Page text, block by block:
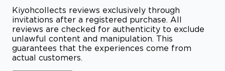
Kiyohcollects reviews exclusively through
invitations after a registered purchase. All
reviews are checked for authenticity to exclude
unlawful content and manipulation. This
guarantees that the experiences come from
actual customers.